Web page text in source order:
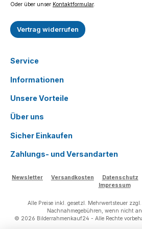
Oder über unser Kontaktformular.
Vertrag widerrufen
Service
Informationen
Unsere Vorteile
Über uns
Sicher Einkaufen
Zahlungs- und Versandarten
Newsletter Versandkosten Datenschutz
Impressum
Alle Preise inkl. gesetzl. Mehrwertsteuer zzgl.
Nachnahmegebühren, wenn nicht
© 2026 Bilderrahmenkauf24 - Alle Rechte